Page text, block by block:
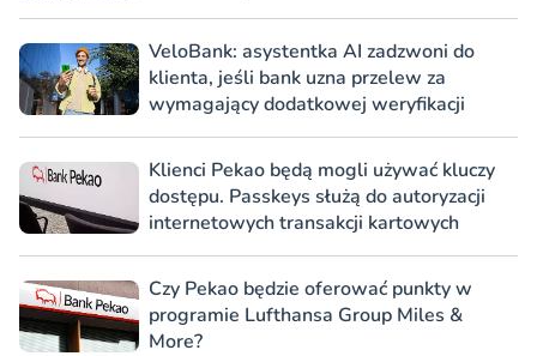
VeloBank: asystentka AI zadzwoni do
klienta, jeśli bank uzna przelew za
wymagający dodatkowej weryfikacji
Klienci Pekao będą mogli używać kluczy
dostępu. Passkeys służą do autoryzacji
internetowych transakcji kartowych
Czy Pekao będzie oferować punkty w
programie Lufthansa Group Miles &
More?